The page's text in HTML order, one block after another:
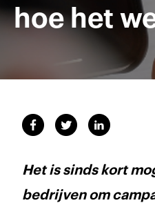
hoe het
Het is sinds kort
bedrijven om